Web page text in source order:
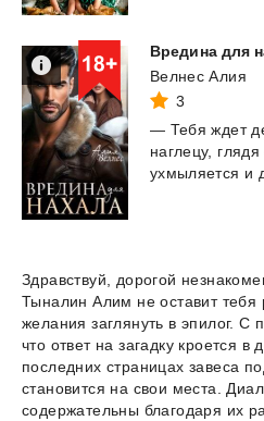
Вредина для
Велнес Алия
3
— Тебя ждет
наглецу, глядя
ухмыляется и
Здравствуй, дорогой
Тыналин Алим не оставит
желания заглянуть в эпилог. С
что ответ на загадку кроется
последних страницах завеса
становится на свои места.
содержательны благодаря их